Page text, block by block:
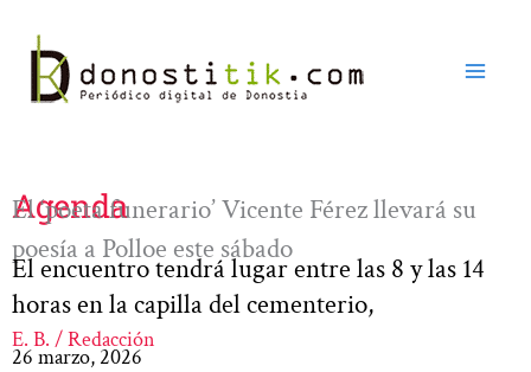
contenido
Agenda
El ‘poeta funerario’ Vicente Férez llevará su
poesía a Polloe este sábado
El encuentro tendrá lugar entre las 8 y las 14
horas en la capilla del cementerio,
E. B. / Redacción
26 marzo, 2026